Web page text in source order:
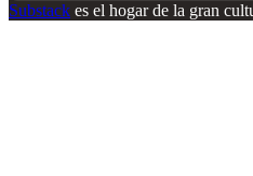
Substack es el hogar de la gran